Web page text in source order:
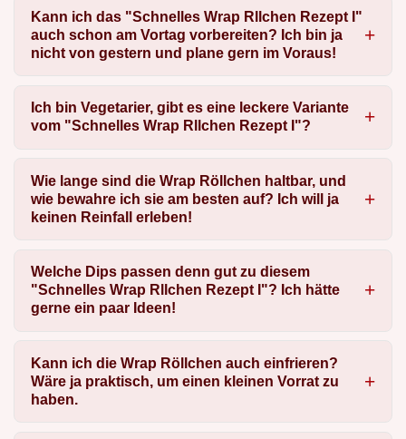
Kann ich das "Schnelles Wrap Rllchen Rezept I"
auch schon am Vortag vorbereiten? Ich bin ja
nicht von gestern und plane gern im Voraus!
Ich bin Vegetarier, gibt es eine leckere Variante
vom "Schnelles Wrap Rllchen Rezept I"?
Wie lange sind die Wrap Röllchen haltbar, und
wie bewahre ich sie am besten auf? Ich will ja
keinen Reinfall erleben!
Welche Dips passen denn gut zu diesem
"Schnelles Wrap Rllchen Rezept I"? Ich hätte
gerne ein paar Ideen!
Kann ich die Wrap Röllchen auch einfrieren?
Wäre ja praktisch, um einen kleinen Vorrat zu
haben.